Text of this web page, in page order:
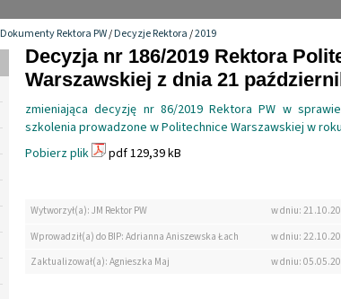
Dokumenty Rektora PW/Decyzje Rektora/2019
Decyzja nr 186/2019 Rektora
Warszawskiej z dnia 21
zmieniająca decyzję nr 86/2019 Rektora PW w
szkolenia prowadzone w Politechnice Warszawskiej w
Pobierz plik
pdf 129,39 kB
Wytworzył(a): JM Rektor PW
w dniu:
Wprowadził(a) do BIP: Adrianna Aniszewska Łach
w dniu:
Zaktualizował(a): Agnieszka Maj
w dniu: